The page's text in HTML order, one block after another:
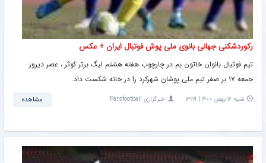
رکوردشکنی جهانی بانوی ملی پوش فوتبال ایران + عکس
تیم فوتبال بانوان خاتون بم در چارچوب هفته هشتم لیگ برتر کوثر ، عصر دیروز
جمعه ۱۷ بر صفر تیم ملی پوشان شهرکرد را در خانه شکست داد.
شنبه ۱۶ بهمن ۱۴۰۰ | ۱۳:۱۹ خبرگزاری Parsfootball مشاهده